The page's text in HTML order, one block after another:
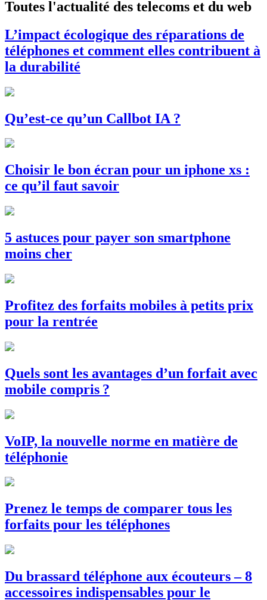
Toutes l'actualité des telecoms et du web
L’impact écologique des réparations de
téléphones et comment elles contribuent à
la durabilité
Qu’est-ce qu’un Callbot IA ?
Choisir le bon écran pour un iphone xs :
ce qu’il faut savoir
5 astuces pour payer son smartphone
moins cher
Profitez des forfaits mobiles à petits prix
pour la rentrée
Quels sont les avantages d’un forfait avec
mobile compris ?
VoIP, la nouvelle norme en matière de
téléphonie
Prenez le temps de comparer tous les
forfaits pour les téléphones
Du brassard téléphone aux écouteurs – 8
accessoires indispensables pour le